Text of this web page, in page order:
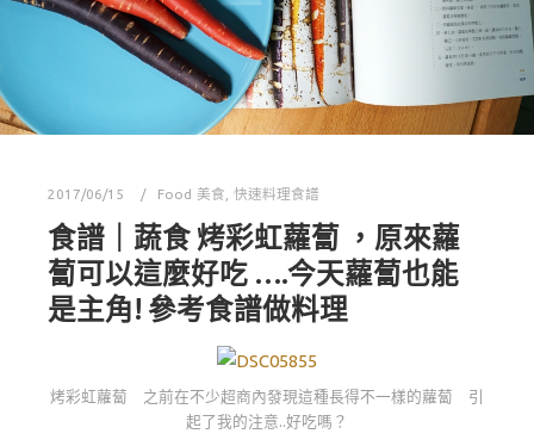
2017/06/15 Food 美食 快速料理食譜
食譜｜蔬食 烤彩虹蘿蔔 ，原來蘿
蔔可以這麼好吃 ….今天蘿蔔也能
是主角! 參考食譜做料理
烤彩虹蘿蔔 之前在不少超商內發現這種長得不一樣的蘿蔔 引
起了我的注意..好吃嗎？